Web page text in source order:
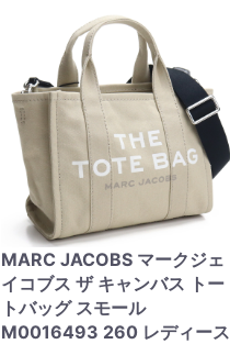
MARC JACOBS マークジェ
イコブス ザ キャンバス トー
トバッグ スモール
M0016493 260 レディース